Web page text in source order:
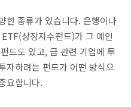
한 종류가 있습니다. 은행이나
상장지수펀드)가 그 예인
드도 있고, 금 관련 기업에 투
자하려는 펀드가 어떤 방식으
요합니다.